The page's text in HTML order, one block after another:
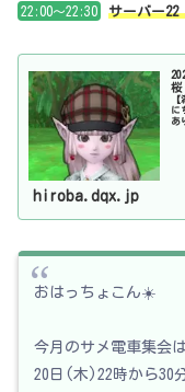
22:00～22:30 サーバー
桜
に
あ
hiroba.dqx.jp
おはっちょこん☀️
今月のサメ電車集会は
20日(木)22時から30